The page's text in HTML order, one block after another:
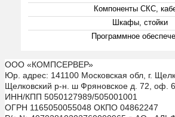
Компоненты СКС,
Шкафы, стойки
Программное
ООО «КОМПСЕРВЕР»
Юр. адрес: 141100 Московская обл, г.
Щелковский р-н. ш Фряновское д. 72, оф.
ИНН/КПП 5050127989/505001001
ОГРН 1165050055048 ОКПО 04862247